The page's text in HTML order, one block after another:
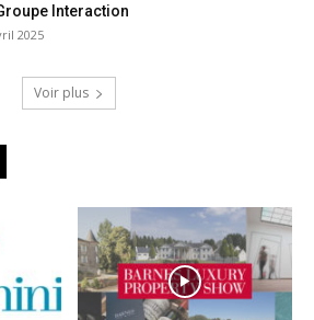
Interaction
2025
Voir plus